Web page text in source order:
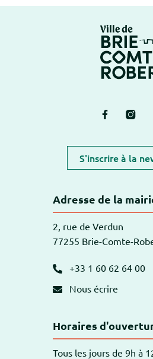
Lien vers
S'inscrire à la
Adresse de la
2, rue de Verdun
77255 Brie-Comte-
+33 1 60 62 64 00
Nous écrire
Horaires
Tous les jours de 9h à